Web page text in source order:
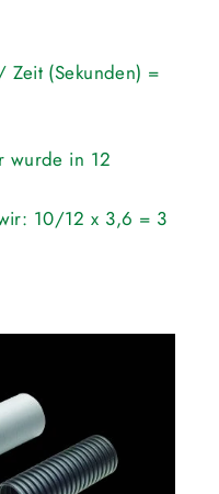
Zeit (Sekunden) =
wurde in 12
10/12 x 3,6 = 3